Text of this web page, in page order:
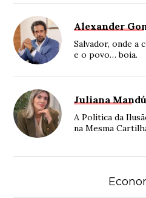
Alexander
Salvador, onde a
e o povo… boia.
Juliana Mandú
A Política da
na Mesma